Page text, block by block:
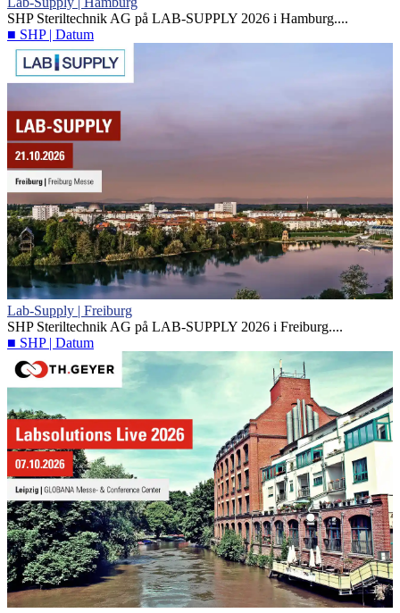
SHP Steriltechnik AG på LAB-SUPPLY 2026 i Hamburg....
■ SHP | Datum
Lab-Supply | Freiburg
SHP Steriltechnik AG på LAB-SUPPLY 2026 i Freiburg....
■ SHP | Datum